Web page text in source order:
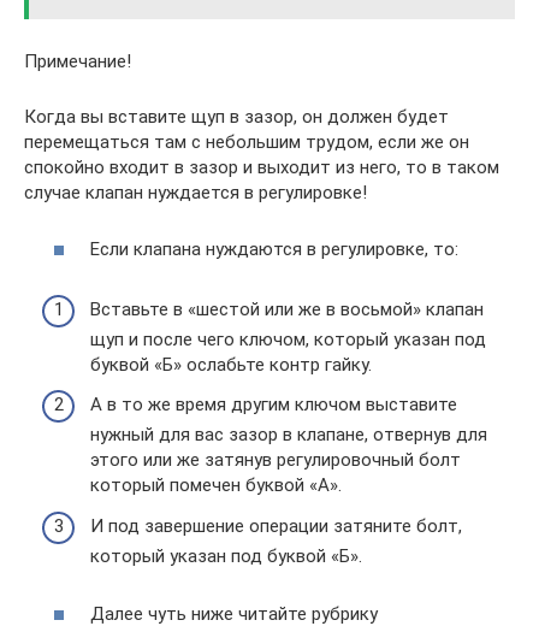
Примечание!
Когда вы вставите щуп в зазор, он должен будет
перемещаться там с небольшим трудом, если же он
спокойно входит в зазор и выходит из него, то в таком
случае клапан нуждается в регулировке!
Если клапана нуждаются в регулировке, то:
Вставьте в «шестой или же в восьмой» клапан
щуп и после чего ключом, который указан под
буквой «Б» ослабьте контр гайку.
А в то же время другим ключом выставите
нужный для вас зазор в клапане, отвернув для
этого или же затянув регулировочный болт
который помечен буквой «А».
И под завершение операции затяните болт,
который указан под буквой «Б».
Далее чуть ниже читайте рубрику